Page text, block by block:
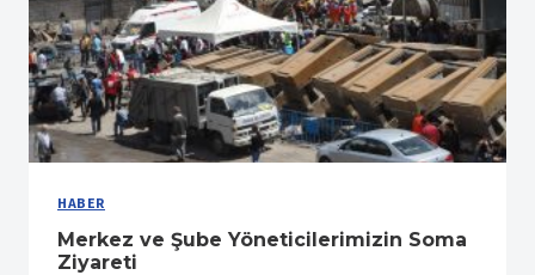
HABER
Merkez ve Şube Yöneticilerimizin Soma
Ziyareti